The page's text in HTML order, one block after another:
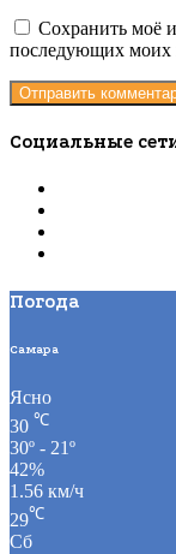
Сохранить моё
последующих моих
Социальные
Погода
Самара
Ясно
30 ℃
30º - 21º
42%
1.56 км/ч
29℃
Сб